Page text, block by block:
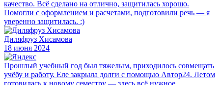
качество. Всё сделано на отлично, защитилась хорошо.
Помогли с оформлением и расчетами, подготовили речь — я
уверенно защитилась. :)
Диляфруз Хисамова
18 июня 2024
Прошлый учебный год был тяжелым, приходилось совмещать
учёбу и работу. Еле закрыла долги с помощью Автор24. Летом
готовилась к новому семестру — здесь всё нужное,